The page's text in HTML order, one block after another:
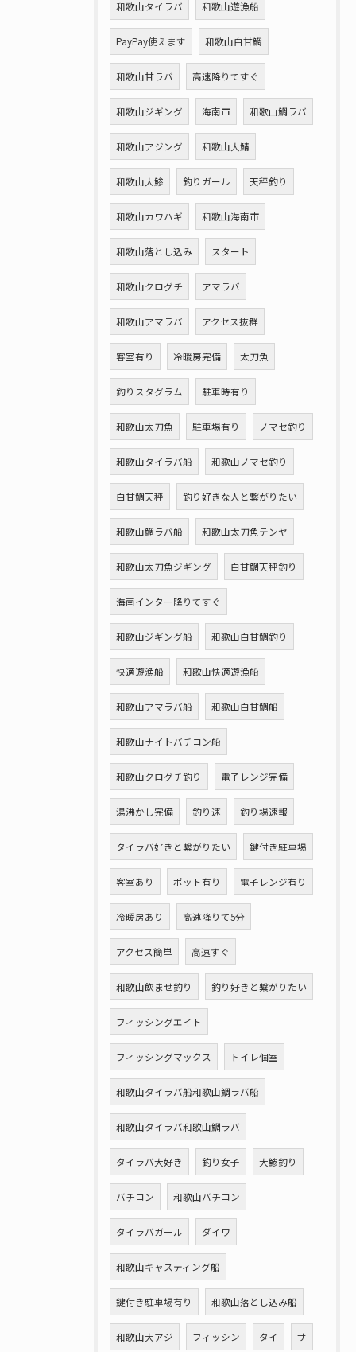
和歌山タイラバ 和歌山遊漁船
PayPay使えます 和歌山白甘鯛
和歌山甘ラバ 高速降りてすぐ
和歌山ジギング 海南市 和歌山鯛ラバ
和歌山アジング 和歌山大鯖
和歌山大鯵 釣りガール 天秤釣り
和歌山カワハギ 和歌山海南市
和歌山落とし込み スタート
和歌山クログチ アマラバ
和歌山アマラバ アクセス抜群
客室有り 冷暖房完備 太刀魚
釣りスタグラム 駐車時有り
和歌山太刀魚 駐車場有り ノマセ釣り
和歌山タイラバ船 和歌山ノマセ釣り
白甘鯛天秤 釣り好きな人と繋がりたい
和歌山鯛ラバ船 和歌山太刀魚テンヤ
和歌山太刀魚ジギング 白甘鯛天秤釣り
海南インター降りてすぐ
和歌山ジギング船 和歌山白甘鯛釣り
快適遊漁船 和歌山快適遊漁船
和歌山アマラバ船 和歌山白甘鯛船
和歌山ナイトバチコン船
和歌山クログチ釣り 電子レンジ完備
湯沸かし完備 釣り速 釣り場速報
タイラバ好きと繋がりたい 鍵付き駐車場
客室あり ポット有り 電子レンジ有り
冷暖房あり 高速降りて5分
アクセス簡単 高速すぐ
和歌山飲ませ釣り 釣り好きと繋がりたい
フィッシングエイト
フィッシングマックス トイレ個室
和歌山タイラバ船和歌山鯛ラバ船
和歌山タイラバ和歌山鯛ラバ
タイラバ大好き 釣り女子 大鯵釣り
バチコン 和歌山バチコン
タイラバガール ダイワ
和歌山キャスティング船
鍵付き駐車場有り 和歌山落とし込み船
和歌山大アジ フィッシン タイ サ